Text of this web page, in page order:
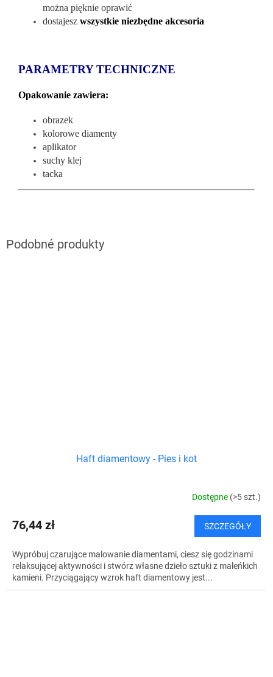
można pięknie oprawić
dostajesz wszystkie niezbędne akcesoria
PARAMETRY TECHNICZNE
Opakowanie zawiera:
obrazek
kolorowe diamenty
aplikator
suchy klej
tacka
Haft diamentowy - Pies i kot
Dostępne (>5 szt.)
76,44 zł SZCZEGÓŁY
Wypróbuj czarujące malowanie diamentami, ciesz się godzinami
relaksującej aktywności i stwórz własne dzieło sztuki z maleńkich
kamieni. Przyciągający wzrok haft diamentowy jest...